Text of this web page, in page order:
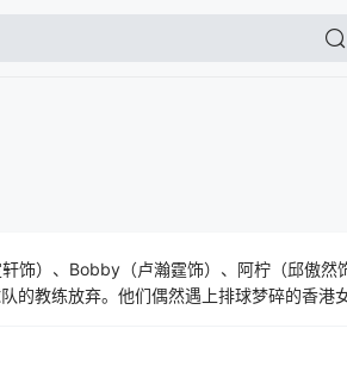
饰）、Bobby（卢瀚霆饰）、阿柠（邱傲然
的教练放弃。他们偶然遇上排球梦碎的香港
。四年间，家瑜和“力图”排球队一起经历各